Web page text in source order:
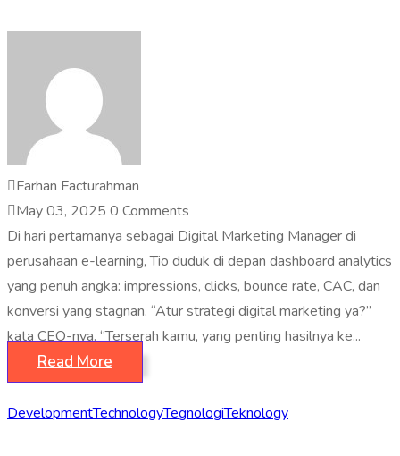
Farhan Facturahman
May 03, 2025 0 Comments
Di hari pertamanya sebagai Digital Marketing Manager di
perusahaan e-learning, Tio duduk di depan dashboard analytics
yang penuh angka: impressions, clicks, bounce rate, CAC, dan
konversi yang stagnan. “Atur strategi digital marketing ya?”
kata CEO-nya. “Terserah kamu, yang penting hasilnya ke...
Read More
DevelopmentTechnologyTegnologiTeknology